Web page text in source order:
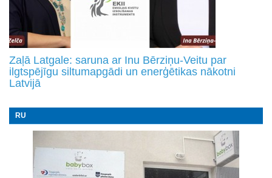
Zaļā Latgale: saruna ar Inu Bērziņu-Veitu par
ilgtspējīgu siltumapgādi un enerģētikas nākotni
Latvijā
RU